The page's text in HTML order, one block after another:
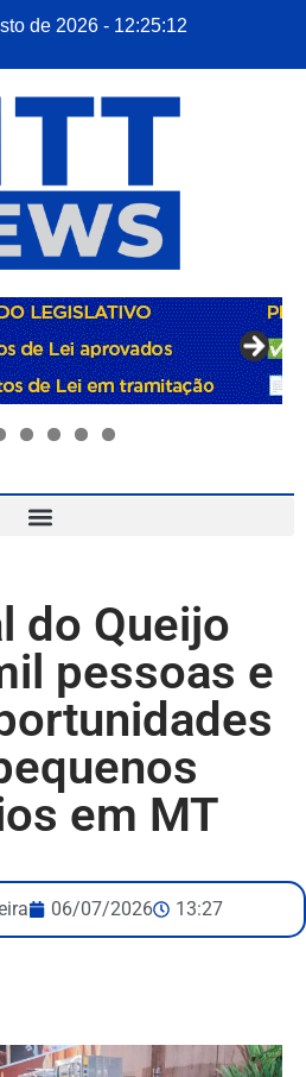
de 2026 - 12:25:13
do Queijo
pessoas e
em MT
06/07/2026 13:27